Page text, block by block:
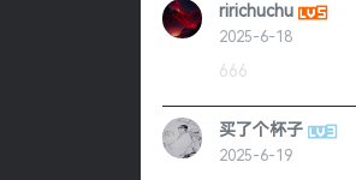
ririchuchu
2025-6-18
666
买了个杯子
2025-6-19